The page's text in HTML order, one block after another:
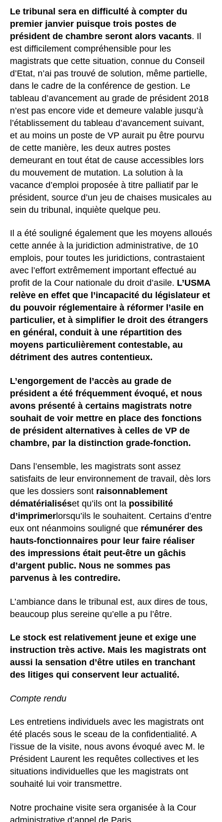
Le tribunal sera en difficulté à compter du
premier janvier puisque trois postes de
président de chambre seront alors vacants. Il
est difficilement compréhensible pour les
magistrats que cette situation, connue du Conseil
d’Etat, n’ai pas trouvé de solution, même partielle,
dans le cadre de la conférence de gestion. Le
tableau d’avancement au grade de président 2018
n’est pas encore vide et demeure valable jusqu’à
l’établissement du tableau d’avancement suivant,
et au moins un poste de VP aurait pu être pourvu
de cette manière, les deux autres postes
demeurant en tout état de cause accessibles lors
du mouvement de mutation. La solution à la
vacance d’emploi proposée à titre palliatif par le
président, source d’un jeu de chaises musicales au
sein du tribunal, inquiète quelque peu.
Il a été souligné également que les moyens alloués
cette année à la juridiction administrative, de 10
emplois, pour toutes les juridictions, contrastaient
avec l’effort extrêmement important effectué au
profit de la Cour nationale du droit d’asile. L’USMA
relève en effet que l’incapacité du législateur et
du pouvoir réglementaire à réformer l’asile en
particulier, et à simplifier le droit des étrangers
en général, conduit à une répartition des
moyens particulièrement contestable, au
détriment des autres contentieux.
L’engorgement de l’accès au grade de
président a été fréquemment évoqué, et nous
avons présenté à certains magistrats notre
souhait de voir mettre en place des fonctions
de président alternatives à celles de VP de
chambre, par la distinction grade-fonction.
Dans l’ensemble, les magistrats sont assez
satisfaits de leur environnement de travail, dès lors
que les dossiers sont raisonnablement
dématérialiséset qu’ils ont la possibilité
d’imprimer lorsqu’ils le souhaitent. Certains d’entre
eux ont néanmoins souligné que rémunérer des
hauts-fonctionnaires pour leur faire réaliser
des impressions était peut-être un gâchis
d’argent public. Nous ne sommes pas
parvenus à les contredire.
L’ambiance dans le tribunal est, aux dires de tous,
beaucoup plus sereine qu’elle a pu l’être.
Le stock est relativement jeune et exige une
instruction très active. Mais les magistrats ont
aussi la sensation d’être utiles en tranchant
des litiges qui conservent leur actualité.
Compte rendu
Les entretiens individuels avec les magistrats ont
été placés sous le sceau de la confidentialité. A
l’issue de la visite, nous avons évoqué avec M. le
Président Laurent les requêtes collectives et les
situations individuelles que les magistrats ont
souhaité lui voir transmettre.
Notre prochaine visite sera organisée à la Cour
administrative d’appel de Paris.